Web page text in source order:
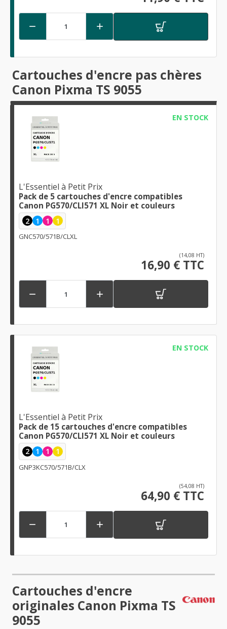
 
Cartouches d'encre pas chères
Canon Pixma TS 9055
EN STOCK
L'Essentiel à Petit Prix
Pack de 5 cartouches d'encre compatibles
Canon PG570/CLI571 XL Noir et couleurs
2 1 1 1
GNC570/571B/CLXL
(14,08 HT)
16,90 € TTC
 
EN STOCK
L'Essentiel à Petit Prix
Pack de 15 cartouches d'encre compatibles
Canon PG570/CLI571 XL Noir et couleurs
2 1 1 1
GNP3KC570/571B/CLX
(54,08 HT)
64,90 € TTC
 
Cartouches d'encre
originales Canon Pixma TS
9055